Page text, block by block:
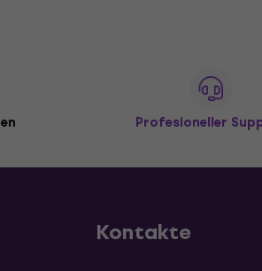
Profesioneller
Kontakte